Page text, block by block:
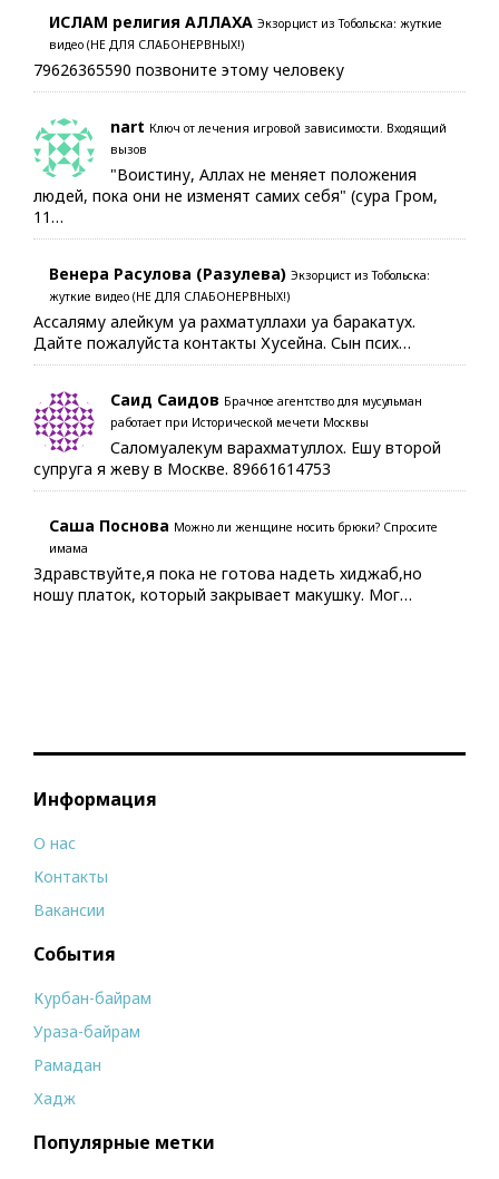
ИСЛАМ религия АЛЛАХА Экзорцист из Тобольска: жуткие
видео (НЕ ДЛЯ СЛАБОНЕРВНЫХ!)
79626365590 позвоните этому человеку
nart Ключ от лечения игровой зависимости. Входящий
вызов
"Воистину, Аллах не меняет положения
людей, пока они не изменят самих себя" (сура Гром,
11…
Венера Расулова (Разулева) Экзорцист из Тобольска:
жуткие видео (НЕ ДЛЯ СЛАБОНЕРВНЫХ!)
Ассаляму алейкум уа рахматуллахи уа баракатух.
Дайте пожалуйста контакты Хусейна. Сын псих…
Саид Саидов Брачное агентство для мусульман
работает при Исторической мечети Москвы
Саломуалекум варахматуллох. Ешу второй
супруга я жеву в Москве. 89661614753
Саша Поснова Можно ли женщине носить брюки? Спросите
имама
Здравствуйте,я пока не готова надеть хиджаб,но
ношу платок, который закрывает макушку. Мог…
Информация
О нас
Контакты
Вакансии
События
Курбан-байрам
Ураза-байрам
Рамадан
Хадж
Популярные метки